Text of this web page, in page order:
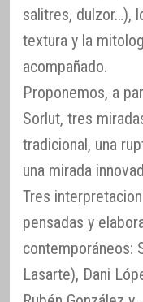
salitres, dulzor…),
textura y la
acompañado.
Proponemos, a
Sorlut, tres
tradicional, una
una mirada
Tres
pensadas y
contemporáneos:
Lasarte), Dani